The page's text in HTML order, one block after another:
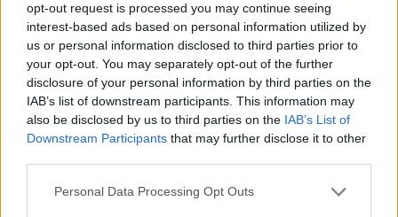
opt-out request is processed you may continue seeing
interest-based ads based on personal information utilized by
us or personal information disclosed to third parties prior to
your opt-out. You may separately opt-out of the further
disclosure of your personal information by third parties on the
IAB’s list of downstream participants. This information may
also be disclosed by us to third parties on the IAB’s List of
Downstream Participants that may further disclose it to other
Personal Data Processing Opt Outs
Solbriller til sjø og sport